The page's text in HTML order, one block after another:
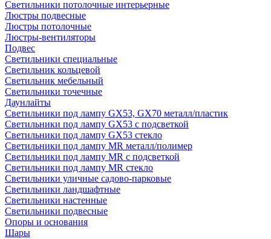
Светильники потолочные интерьерные
Люстры подвесные
Люстры потолочные
Люстры-вентиляторы
Подвес
Светильники специальные
Светильник кольцевой
Светильник мебельный
Светильники точечные
Даунлайты
Светильники под лампу GX53, GX70 металл/пластик
Светильники под лампу GX53 с подсветкой
Светильники под лампу GX53 стекло
Светильники под лампу MR металл/полимер
Светильники под лампу MR с подсветкой
Светильники под лампу MR стекло
Светильники уличные садово-парковые
Светильники ландшафтные
Светильники настенные
Светильники подвесные
Опоры и основания
Шары